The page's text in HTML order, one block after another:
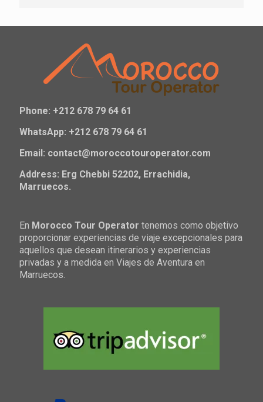
Phone: +212 678 79 64 61
WhatsApp: +212 678 79 64 61
Email: contact@moroccotouroperator.com
Address: Erg Chebbi 52202, Errachidia,
Marruecos.
En Morocco Tour Operator tenemos como objetivo
proporcionar experiencias de viaje excepcionales para
aquellos que desean itinerarios y experiencias
privadas y a medida en Viajes de Aventura en
Marruecos.